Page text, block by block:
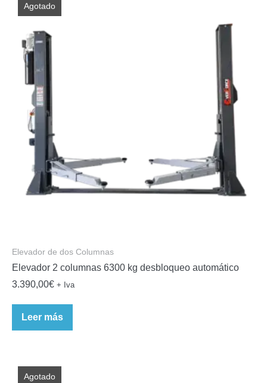
Agotado
Elevador de dos Columnas
Elevador 2 columnas 6300 kg desbloqueo automático
3.390,00€ + Iva
Leer más
Agotado